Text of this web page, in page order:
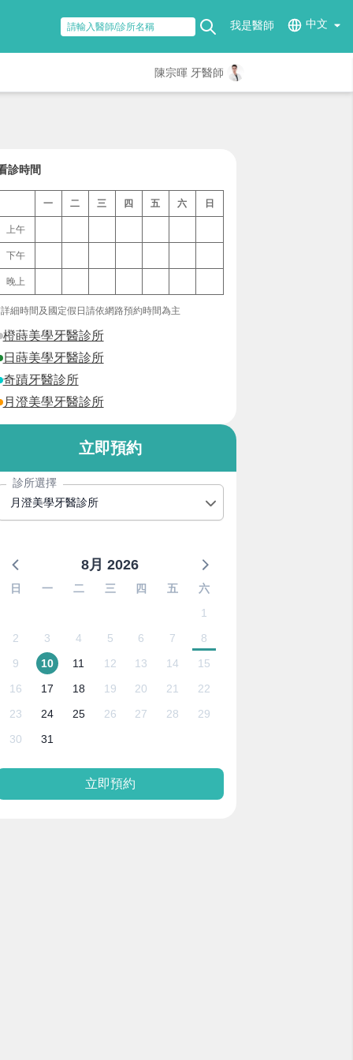
我是醫師 中文
陳宗暉 牙醫師
診時間
一 二 三 四 五 六 日
上午
下午
晚上
細時間及國定假日請依網路預約時間為主
橙蒔美學牙醫診所
日蒔美學牙醫診所
奇蹟牙醫診所
月澄美學牙醫診所
立即預約
診所選擇
月澄美學牙醫診所
8月 2026
日 一 二 三 四 五
六
1
2
3 4 5 6 7
8
9
10 11 12 13 14
15
16
17 18 19 20 21
22
23
24 25 26 27 28
29
30
31
立即預約